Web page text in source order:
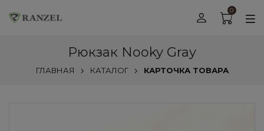
0
Рюкзак Nooky Gray
ГЛАВНАЯ КАТАЛОГ КАРТОЧКА ТОВАРА